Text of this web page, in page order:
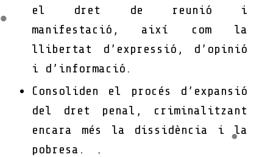
el dret de reunió i
manifestació, així com la
llibertat d’expressió, d’opinió
i d’informació.
Consoliden el procés d’expansió
del dret penal, criminalitzant
encara més la dissidència i la
pobresa.